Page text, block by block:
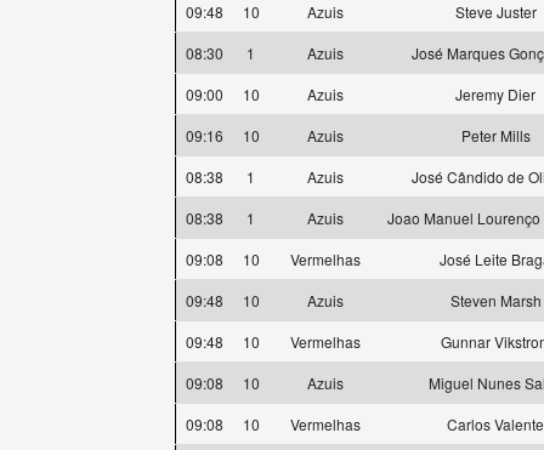
09:48
10 Azuis
Steve Juster
08:30
1 Azuis
José Marques
09:00
10 Azuis
Jeremy Dier
09:16
10 Azuis
Peter Mills
08:38
1 Azuis
José Cândido de
08:38
1 Azuis
Joao Manuel
09:08
10 Vermelhas
José Leite
09:48
10 Azuis
Steven Marsh
09:48
10 Vermelhas
Gunnar
09:08
10 Azuis
Miguel Nunes
09:08
10 Vermelhas
Carlos Valente